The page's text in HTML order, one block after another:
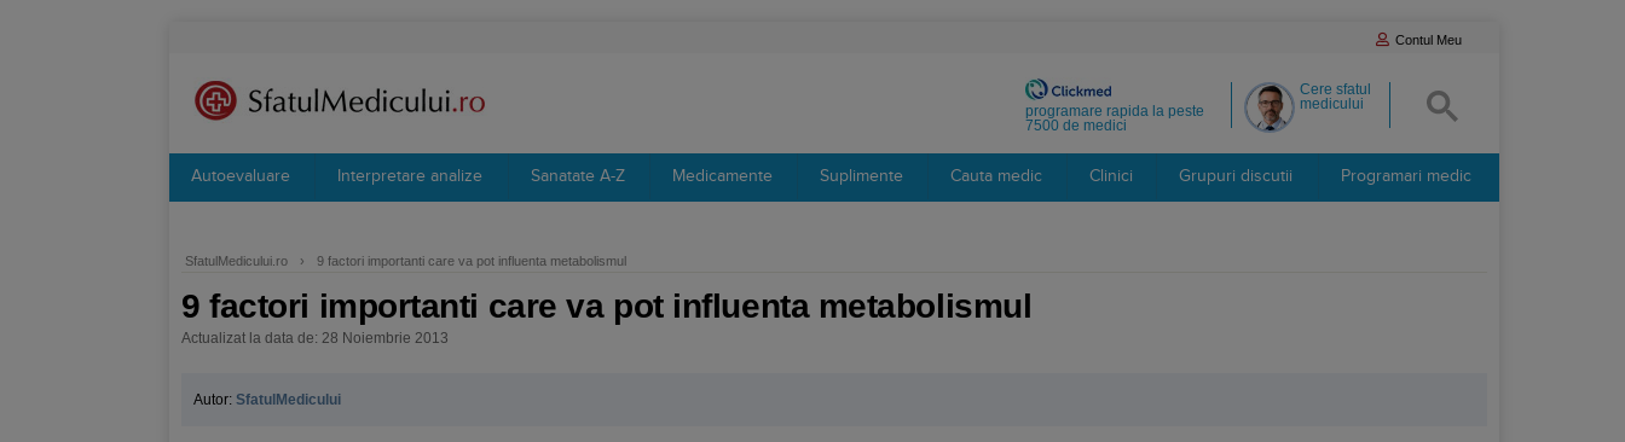
Contul Meu
Cere sfatul
medicului
programare rapida la peste
7500 de medici
Autoevaluare Interpretare analize Sanatate A-Z Medicamente Suplimente Cauta medic Clinici Grupuri discutii Programari medic
SfatulMedicului.ro › 9 factori importanti care va pot influenta metabolismul
9 factori importanti care va pot influenta metabolismul
Actualizat la data de: 28 Noiembrie 2013
Autor: SfatulMedicului